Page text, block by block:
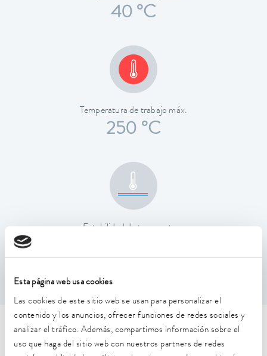
Esta página web usa cookies
Las cookies de este sitio web se usan para personalizar el
contenido y los anuncios, ofrecer funciones de redes sociales y
analizar el tráfico. Además, compartimos información sobre el
uso que haga del sitio web con nuestros partners de redes
40 °C
Temperatura de trabajo máx.
250 °C
Estabilidad de temperatura
Características técnicas (según